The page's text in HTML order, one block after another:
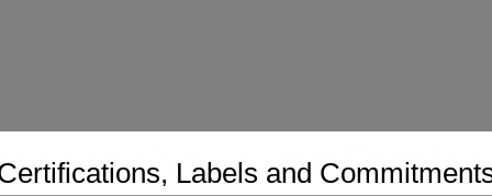
aufnehmen mit Pinzler
Labels and